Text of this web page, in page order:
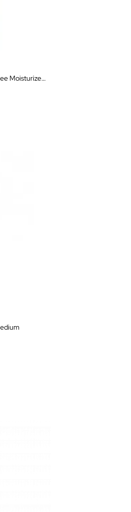
Waso Shikulime Color Control Oil-Free Moisturizer 50 ml